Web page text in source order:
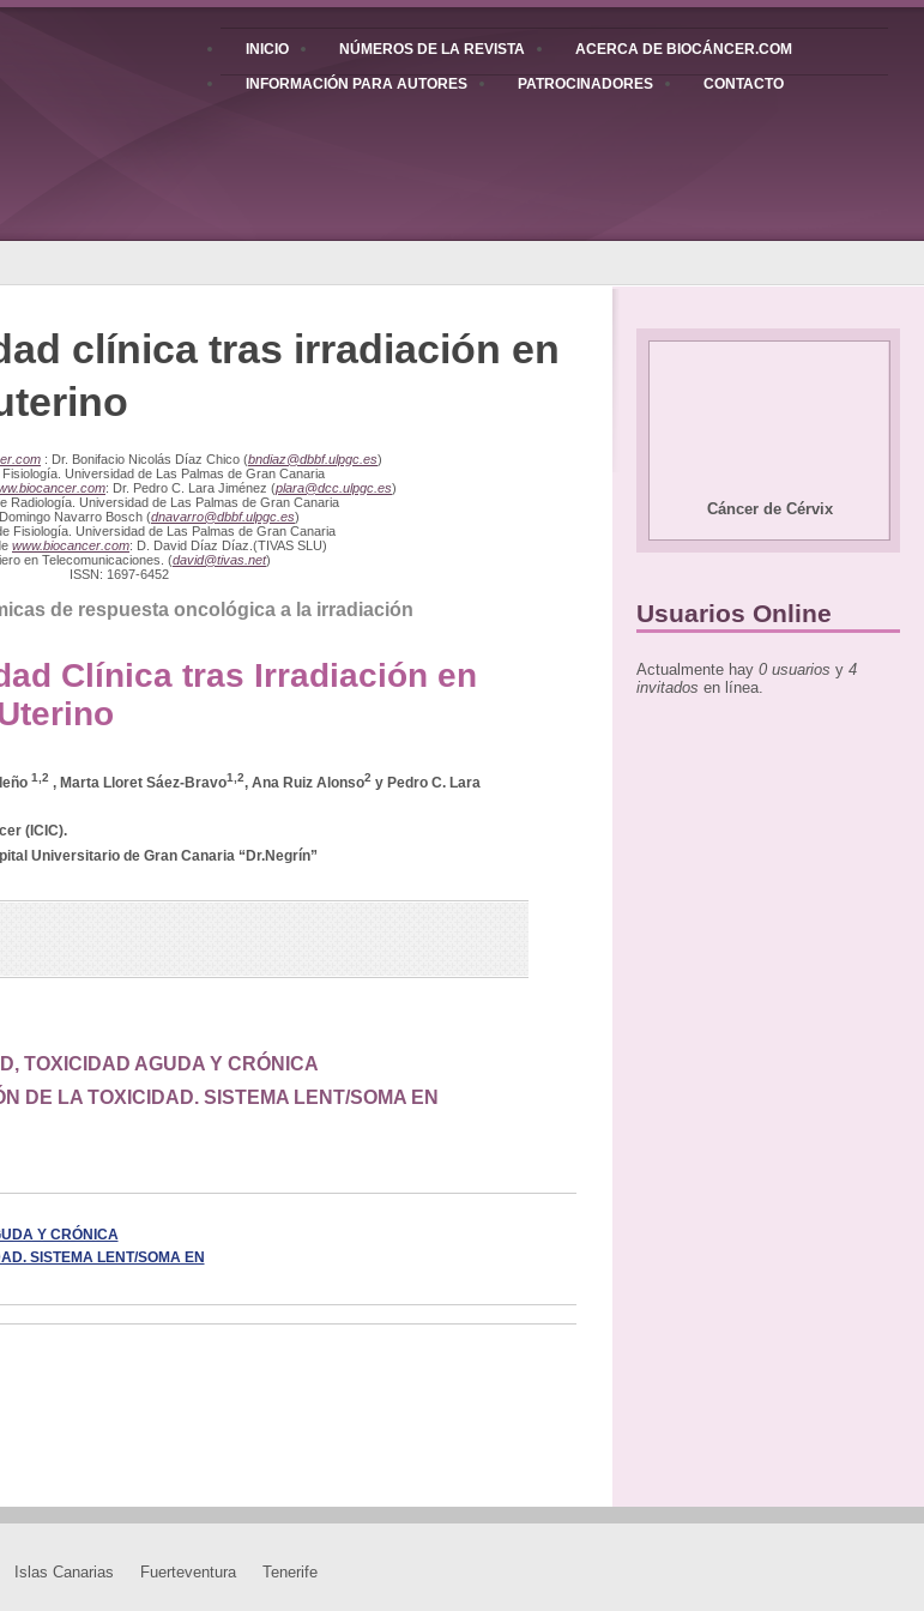
INICIO NÚMEROS DE LA REVISTA ACERCA DE BIOCÁNCER.COM
INFORMACIÓN PARA AUTORES PATROCINADORES CONTACTO
Cáncer de Cérvix
Usuarios Online
Actualmente hay 0 usuarios y 4
invitados en línea.
clínica tras irradiación en
: Dr. Bonifacio Nicolás Díaz Chico (bndiaz@dbbf.ulpgc.es)
Universidad de Las Palmas de Gran Canaria
: Dr. Pedro C. Lara Jiménez (plara@dcc.ulpgc.es)
Radiología. Universidad de Las Palmas de Gran Canaria
Navarro Bosch (dnavarro@dbbf.ulpgc.es)
Fisiología. Universidad de Las Palmas de Gran Canaria
www.biocancer.com: D. David Díaz Díaz.(TIVAS SLU)
en Telecomunicaciones. (david@tivas.net)
ISSN: 1697-6452
de respuesta oncológica a la irradiación
Clínica tras Irradiación en
1,2 , Marta Lloret Sáez-Bravo1,2, Ana Ruiz Alonso2 y Pedro C. Lara
(ICIC).
Universitario de Gran Canaria “Dr.Negrín”
AGUDA Y CRÓNICA
DE LA TOXICIDAD. SISTEMA LENT/SOMA EN
Y CRÓNICA
SISTEMA LENT/SOMA EN
Islas Canarias Fuerteventura Tenerife